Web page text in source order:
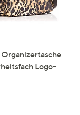
Logo-